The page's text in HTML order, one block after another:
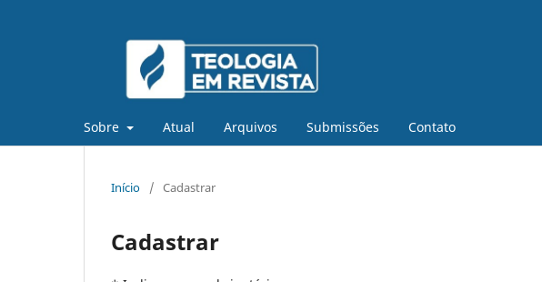
Sobre Atual Arquivos Submissões Contato
Início / Cadastrar
Cadastrar